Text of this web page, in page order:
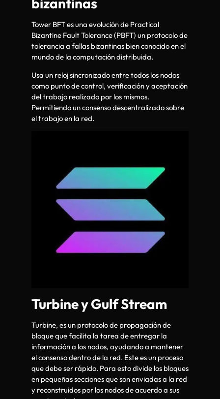
Tower BFT es una evolución de Practical
Bizantine Fault Tolerance (PBFT) un protocolo de
tolerancia a fallas bizantinas bien conocido en el
mundo de la computación distribuida.
Usa un reloj sincronizado entre todos los nodos
como punto de control, verificación y aceptación
del trabajo realizado por los mismos.
Permitiendo un consenso descentralizado sobre
el trabajo en la red.
Turbine y Gulf Stream
Turbine, es un protocolo de propagación de
bloque que facilita la tarea de entregar la
información a los nodos, ayudando a mantener
el consenso dentro de la red. Este es un proceso
que debe ser rápido. Para esto divide los bloques
en pequeñas secciones que son enviadas a la red
y reconstruidos por los nodos de acuerdo a sus